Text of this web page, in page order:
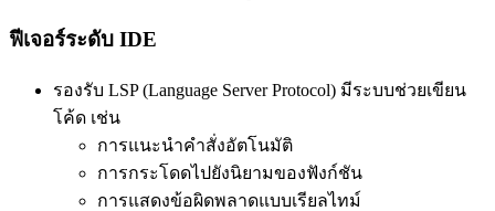
ฟีเจอร์ระดับ IDE
รองรับ LSP (Language Server Protocol) มีระบบช่วยเขียน
โค้ด เช่น
การแนะนำคำสั่งอัตโนมัติ
การกระโดดไปยังนิยามของฟังก์ชัน
การแสดงข้อผิดพลาดแบบเรียลไทม์